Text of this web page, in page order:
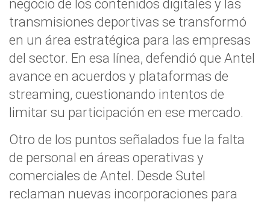
negocio de los contenidos digitales y las
transmisiones deportivas se transformó
en un área estratégica para las empresas
del sector. En esa línea, defendió que Antel
avance en acuerdos y plataformas de
streaming, cuestionando intentos de
limitar su participación en ese mercado.
Otro de los puntos señalados fue la falta
de personal en áreas operativas y
comerciales de Antel. Desde Sutel
reclaman nuevas incorporaciones para